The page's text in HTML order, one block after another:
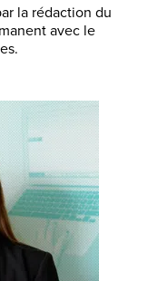
la rédaction du
avec le